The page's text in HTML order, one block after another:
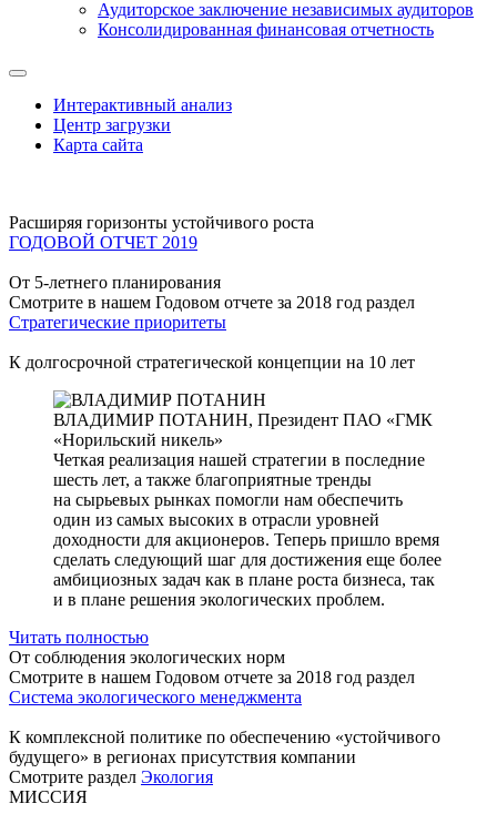
Аудиторское заключение независимых аудиторов
Консолидированная финансовая отчетность
Интерактивный анализ
Центр загрузки
Карта сайта
Расширяя горизонты устойчивого роста
ГОДОВОЙ ОТЧЕТ 2019
От 5-летнего планирования
Смотрите в нашем Годовом отчете за 2018 год раздел
Стратегические приоритеты
К долгосрочной стратегической концепции на 10 лет
ВЛАДИМИР ПОТАНИН, Президент ПАО «ГМК
«Норильский никель»
Четкая реализация нашей стратегии в последние
шесть лет, а также благоприятные тренды
на сырьевых рынках помогли нам обеспечить
один из самых высоких в отрасли уровней
доходности для акционеров. Теперь пришло время
сделать следующий шаг для достижения еще более
амбициозных задач как в плане роста бизнеса, так
и в плане решения экологических проблем.
Читать полностью
От соблюдения экологических норм
Смотрите в нашем Годовом отчете за 2018 год раздел
Система экологического менеджмента
К комплексной политике по обеспечению «устойчивого
будущего» в регионах присутствия компании
Смотрите раздел Экология
МИССИЯ